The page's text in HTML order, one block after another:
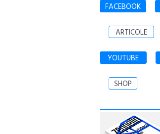
FACEBOOK
ARTICOLE
YOUTUBE
SHOP